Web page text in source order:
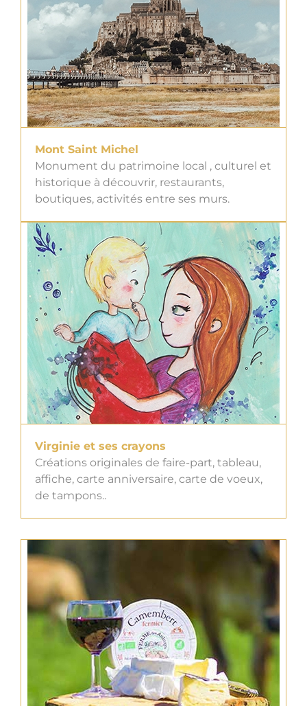
Mont Saint Michel
Monument du patrimoine local , culturel et
historique à découvrir, restaurants,
boutiques, activités entre ses murs.
Virginie et ses crayons
Créations originales de faire-part, tableau,
affiche, carte anniversaire, carte de voeux,
de tampons..